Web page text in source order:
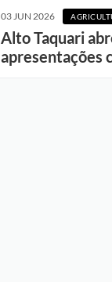
03 JUN 2026
Alto Taquari
apresentações